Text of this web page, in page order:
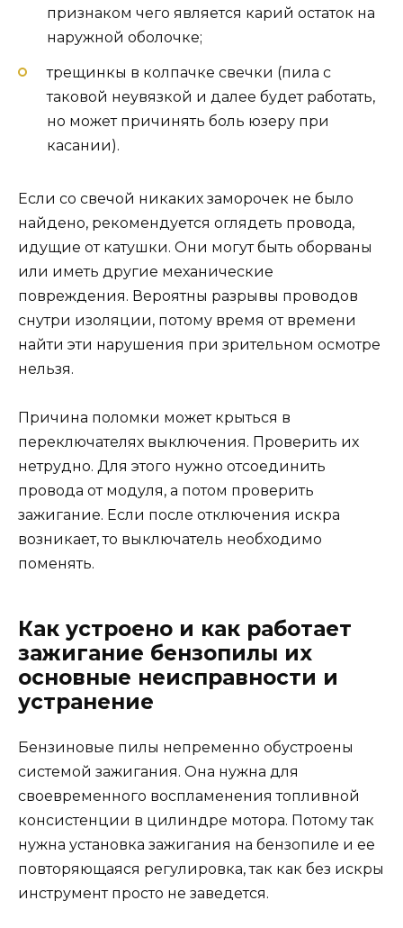
признаком чего является карий остаток на
наружной оболочке;
трещинкы в колпачке свечки (пила с
таковой неувязкой и далее будет работать,
но может причинять боль юзеру при
касании).
Если со свечой никаких заморочек не было
найдено, рекомендуется оглядеть провода,
идущие от катушки. Они могут быть оборваны
или иметь другие механические
повреждения. Вероятны разрывы проводов
снутри изоляции, потому время от времени
найти эти нарушения при зрительном осмотре
нельзя.
Причина поломки может крыться в
переключателях выключения. Проверить их
нетрудно. Для этого нужно отсоединить
провода от модуля, а потом проверить
зажигание. Если после отключения искра
возникает, то выключатель необходимо
поменять.
Как устроено и как работает
зажигание бензопилы их
основные неисправности и
устранение
Бензиновые пилы непременно обустроены
системой зажигания. Она нужна для
своевременного воспламенения топливной
консистенции в цилиндре мотора. Потому так
нужна установка зажигания на бензопиле и ее
повторяющаяся регулировка, так как без искры
инструмент просто не заведется.